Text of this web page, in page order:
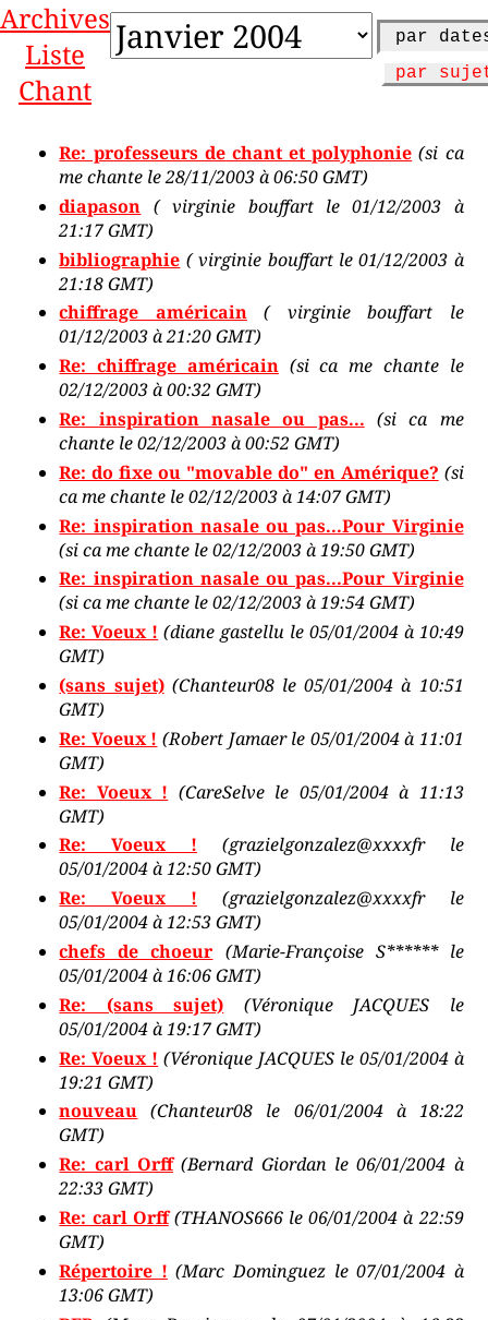
Archives
Liste
Chant
par
par
Re: professeurs de chant et polyphonie (si ca
me chante le 28/11/2003 à 06:50 GMT)
diapason ( virginie bouffart le 01/12/2003 à
21:17 GMT)
bibliographie ( virginie bouffart le 01/12/2003 à
21:18 GMT)
chiffrage américain
( virginie bouffart le
01/12/2003 à 21:20 GMT)
Re: chiffrage américain (si ca me chante le
02/12/2003 à 00:32 GMT)
Re: inspiration nasale ou pas... (si ca me
chante le 02/12/2003 à 00:52 GMT)
Re: do fixe ou "movable do" en Amérique? (si
ca me chante le 02/12/2003 à 14:07 GMT)
Re: inspiration nasale ou pas...Pour Virginie
(si ca me chante le 02/12/2003 à 19:50 GMT)
Re: inspiration nasale ou pas...Pour Virginie
(si ca me chante le 02/12/2003 à 19:54 GMT)
Re: Voeux ! (diane gastellu le 05/01/2004 à 10:49
GMT)
(sans sujet) (Chanteur08 le 05/01/2004 à 10:51
GMT)
Re: Voeux ! (Robert Jamaer le 05/01/2004 à 11:01
GMT)
Re: Voeux ! (CareSelve le 05/01/2004 à 11:13
GMT)
Re: Voeux !
(grazielgonzalez@xxxxfr le
05/01/2004 à 12:50 GMT)
Re: Voeux !
(grazielgonzalez@xxxxfr le
05/01/2004 à 12:53 GMT)
chefs de choeur (Marie-Françoise S****** le
05/01/2004 à 16:06 GMT)
Re: (sans sujet)
(Véronique JACQUES le
05/01/2004 à 19:17 GMT)
Re: Voeux ! (Véronique JACQUES le 05/01/2004 à
19:21 GMT)
nouveau (Chanteur08 le 06/01/2004 à 18:22
GMT)
Re: carl Orff (Bernard Giordan le 06/01/2004 à
22:33 GMT)
Re: carl Orff (THANOS666 le 06/01/2004 à 22:59
GMT)
Répertoire ! (Marc Dominguez le 07/01/2004 à
13:06 GMT)